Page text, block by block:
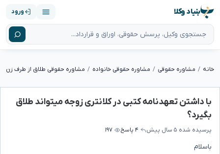
بنیاد وکلا ورود
خانه مشاوره حقوقی مشاوره حقوقی خانواده مشاوره حقوقی طلاق از طرف زن
با داشتن تعهدنامه کتبی در کلانتری زوجه میتواند طلاق
بگیرد؟
پرسیده شده ۵ سال پیش ۴ پاسخ ۱۹۷
باسلام